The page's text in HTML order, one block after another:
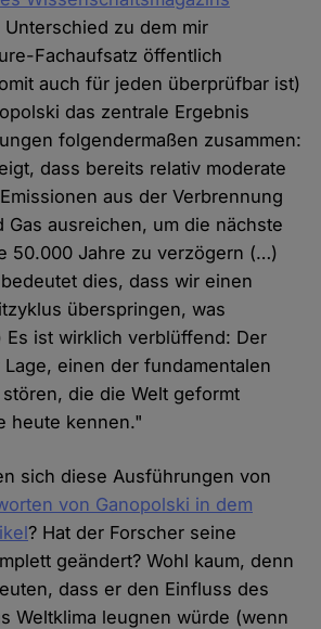
Unterschied zu dem mir
Fachaufsatz öffentlich
auch für jeden überprüfbar ist)
das zentrale Ergebnis
folgendermaßen zusammen:
dass bereits relativ moderate
aus der Verbrennung
Gas ausreichen, um die nächste
50.000 Jahre zu verzögern (…)
dies, dass wir einen
überspringen, was
ist wirklich verblüffend: Der
einen der fundamentalen
die die Welt geformt
heute kennen."
sich diese Ausführungen von
von Ganopolski in dem
? Hat der Forscher seine
geändert? Wohl kaum, denn
dass er den Einfluss des
Weltklima leugnen würde (wenn